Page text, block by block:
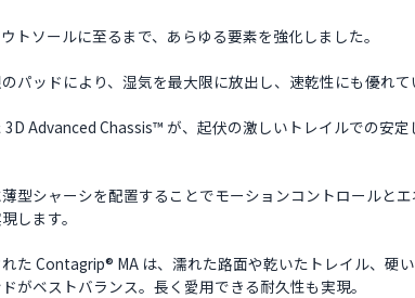
トソールに至るまで、あらゆる要素を強化しました。
パッドにより、湿気を最大限に放出し、速乾性にも優れて
Advanced Chassis™ が、起伏の激しいトレイルでの安
型シャーシを配置することでモーションコントロールと
します。
た Contagrip® MA は、濡れた路面や乾いたトレイル、硬
がベストバランス。長く愛用できる耐久性も実現。